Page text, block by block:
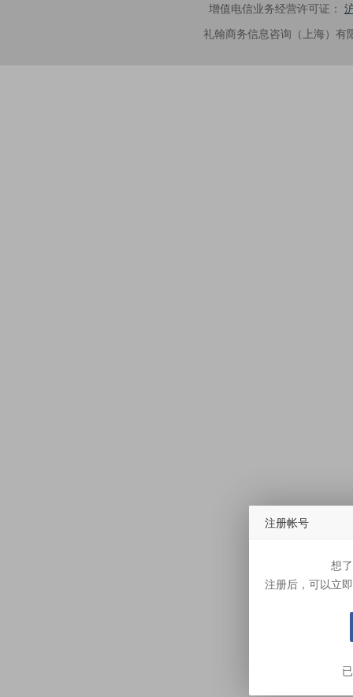
增值电信业务经营许可证：
礼翰商务信息咨询（上海）
注册帐号
想
注册后，可以立